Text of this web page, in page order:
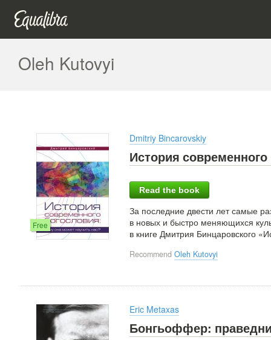
Oleh Kutovyi
Free
Dmitriy Bincarovskiy
История
Read the book
За последние двести лет самые
в новых и быстро меняющихся
в книге Дмитрия Бинцаровского
Recommend Oleh Kutovyi
Eric Metaxas
Бонгьоффер: